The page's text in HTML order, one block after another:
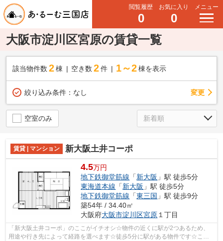
閲覧履歴
0
お気に入り
0
メニュー
大阪市淀川区宮原の賃貸一覧
該当物件数 2棟 空き数 2 件 1～2 棟を表示
絞り込み条件： なし 変更
空室のみ
賃貸 | マンション 新大阪土井コーポ
4.5万円
地下鉄御堂筋線 「新大阪 」駅 徒歩5分
東海道本線 「新大阪 」駅 徒歩5分
地下鉄御堂筋線 「東三国 」駅 徒歩9分
築54年 / 34.40㎡
大阪府大阪市淀川区宮原１丁目
「新大阪土井コーポ」のここがイチオシ☆物件の近くに駅が2つあるため、
用途や行き先によって経路を選べます☆徒歩5分に駅がある物件です☆こち